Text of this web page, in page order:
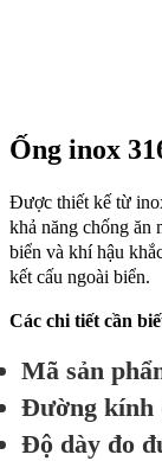
Ống inox
Được thiết kế từ
khả năng chống ăn
biển và khí hậu
kết cấu ngoài biển.
Các chi tiết cần
Mã sản
Đường kính
Độ dày đo